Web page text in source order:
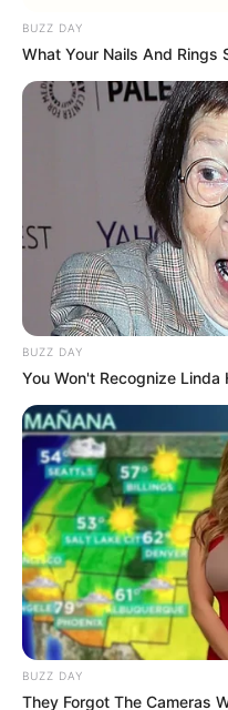
Anti Mainstream,
Membawa Barang
Versi Warga
Langka Banget! 10
Katak yang Bikin
Gemes
Ambyar! 10 Kalimat
Pakai Bahasa Jawa
Galau Abis
BUZZ DAY
What Your Nails And Rings
BUZZ DAY
You Won't Recognize
BUZZ DAY
They Forgot The Cameras